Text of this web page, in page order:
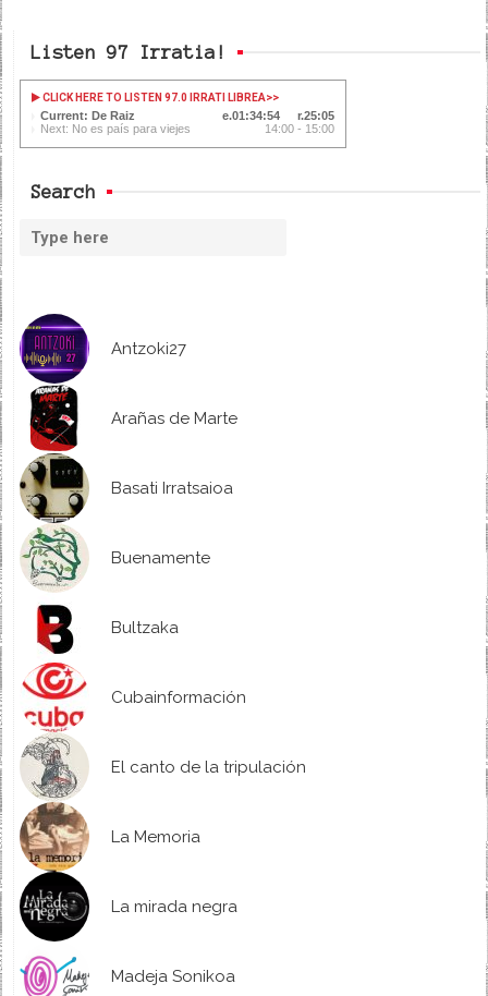
Listen 97 Irratia!
CLICK HERE TO LISTEN 97.0 IRRATI LIBREA>>
Current: De Raiz 01:34:55
25:04
Next: No es país para viejes
14:00 - 15:00
Search
Antzoki27
Arañas de Marte
Basati Irratsaioa
Buenamente
Bultzaka
Cubainformación
El canto de la tripulación
La Memoria
La mirada negra
Madeja Sonikoa